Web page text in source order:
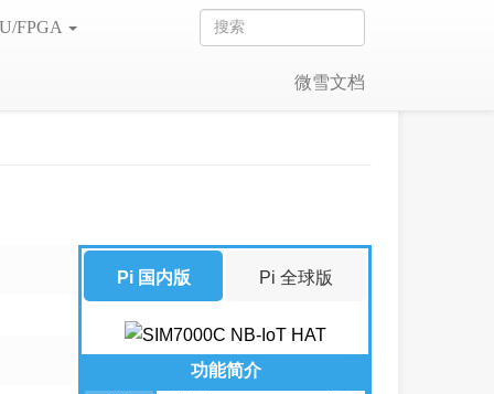
FPGA
微雪文档
Pi 国内版 Pi 全球版
功能简介